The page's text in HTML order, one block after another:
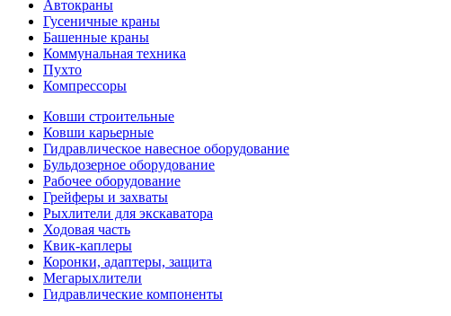
Автокраны
Гусеничные краны
Башенные краны
Коммунальная техника
Пухто
Компрессоры
Ковши строительные
Ковши карьерные
Гидравлическое навесное оборудование
Бульдозерное оборудование
Рабочее оборудование
Грейферы и захваты
Рыхлители для экскаватора
Ходовая часть
Квик-каплеры
Коронки, адаптеры, защита
Мегарыхлители
Гидравлические компоненты